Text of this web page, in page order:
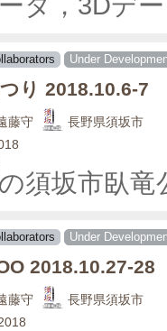
Under
り 2018.10.6-7
藤守
長野県須坂市
須坂市臥
Under
2018.10.27-28
藤守
長野県須坂市